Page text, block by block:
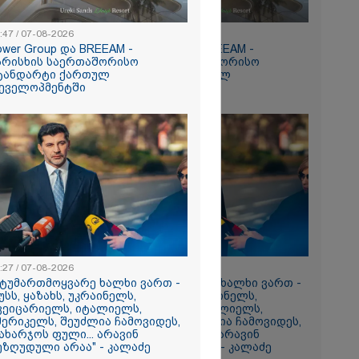
894.40
დღეს არ
Tower Group და BREEAM -
ხარისხის საერთაშორისო
სტანდარტი ქართულ
"სტუმართმოყვარე ხალხი ვართ -
რუსს, ყაზახს, უკრაინელს,
შვეიცარიელს, იტალიელს,
ამერიკელს, შეუძლია ჩამოვიდეს,
დახარჯოს ფული... არავინ
შეზღუდული არაა" - კალაძე
/ 07-08-2026
Group და BREEAM -
საერთაშორისო
ქართულ
/ 07-08-2026
ხალხი ვართ -
ყაზახს, უკრაინელს,
იტალიელს,
შეუძლია ჩამოვიდეს,
ფული... არავინ
არაა" - კალაძე